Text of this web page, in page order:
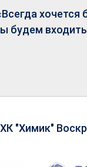
хочется
будем входить
"Химик"